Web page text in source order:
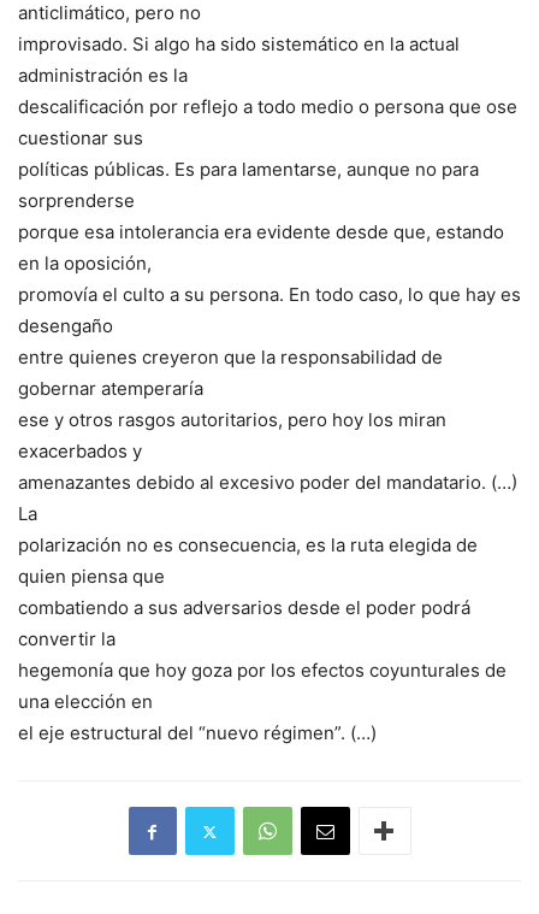
anticlimático, pero no
improvisado. Si algo ha sido sistemático en la actual
administración es la
descalificación por reflejo a todo medio o persona que ose
cuestionar sus
políticas públicas. Es para lamentarse, aunque no para
sorprenderse
porque esa intolerancia era evidente desde que, estando
en la oposición,
promovía el culto a su persona. En todo caso, lo que hay es
desengaño
entre quienes creyeron que la responsabilidad de
gobernar atemperaría
ese y otros rasgos autoritarios, pero hoy los miran
exacerbados y
amenazantes debido al excesivo poder del mandatario. (…)
La
polarización no es consecuencia, es la ruta elegida de
quien piensa que
combatiendo a sus adversarios desde el poder podrá
convertir la
hegemonía que hoy goza por los efectos coyunturales de
una elección en
el eje estructural del “nuevo régimen”. (…)